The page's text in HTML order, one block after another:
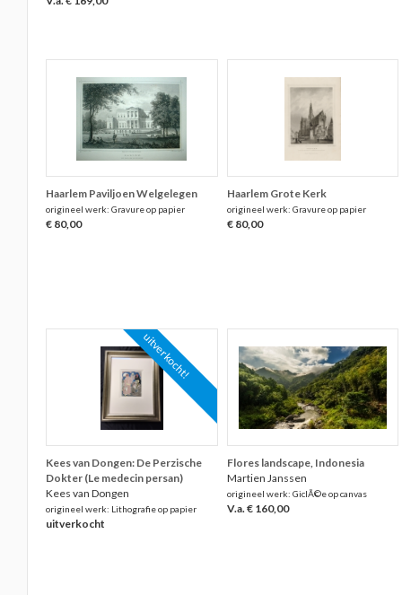
Haarlem Paviljoen Welgelegen
origineel werk: Gravure op papier
€ 80,00
Haarlem Grote Kerk
origineel werk: Gravure op papier
€ 80,00
uitverkocht!
Kees van Dongen: De Perzische
Dokter (Le medecin persan)
Kees van Dongen
origineel werk: Lithografie op papier
uitverkocht
Flores landscape, Indonesia
Martien Janssen
origineel werk: GiclÃ©e op canvas
V.a. € 160,00